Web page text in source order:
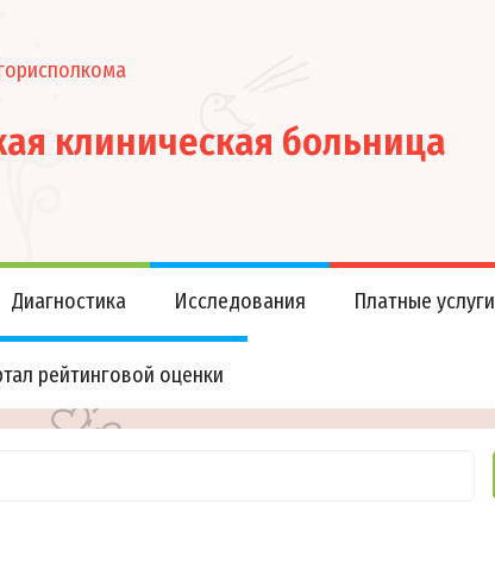
клиническая больница
Диагностика Исследования Платные услуги
рейтинговой оценки